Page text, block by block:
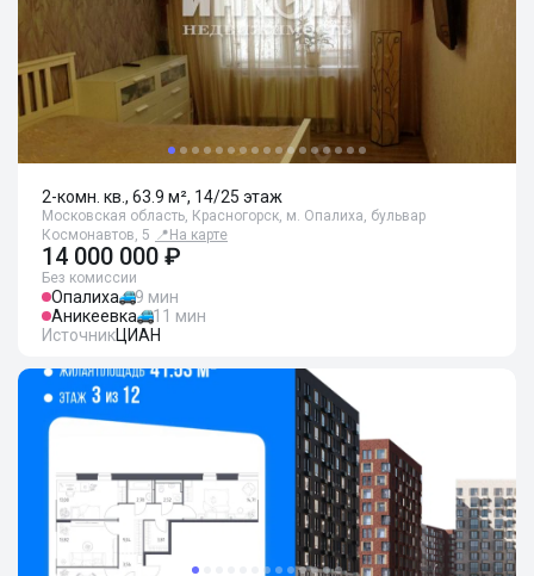
2-комн. кв., 63.9 м², 14/25 этаж
Московская область, Красногорск, м. Опалиха, бульвар
Космонавтов, 5 📍 На карте
14 000 000 ₽
Без комиссии
Опалиха
9 мин
Аникеевка
11 мин
ИсточникЦИАН